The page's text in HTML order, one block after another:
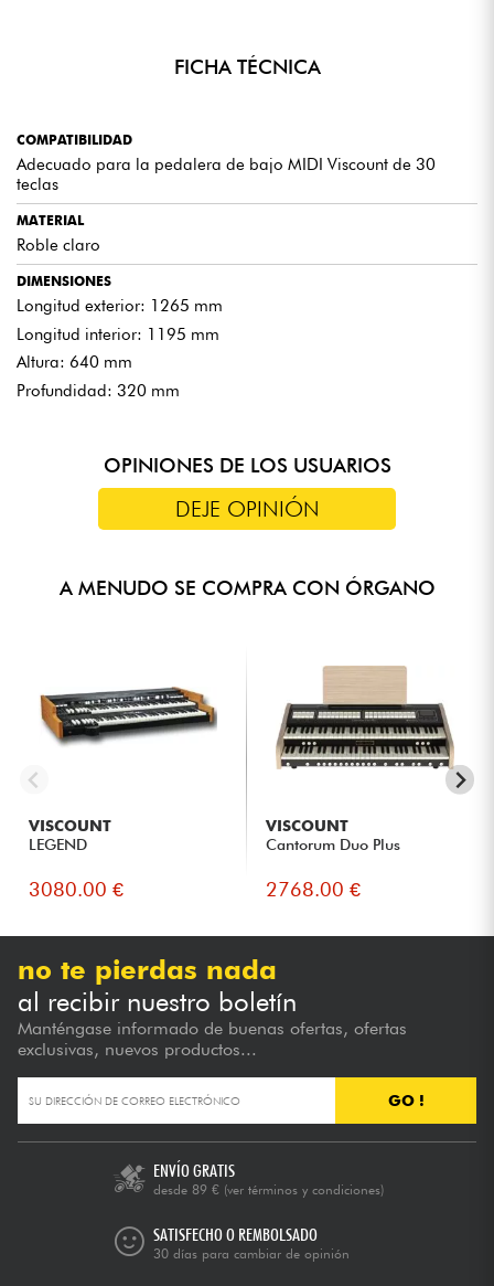
FICHA TÉCNICA
COMPATIBILIDAD
Adecuado para la pedalera de bajo MIDI Viscount de 30
teclas
MATERIAL
Roble claro
DIMENSIONES
Longitud exterior: 1265 mm
Longitud interior: 1195 mm
Altura: 640 mm
Profundidad: 320 mm
OPINIONES DE LOS USUARIOS
DEJE OPINIÓN
A MENUDO SE COMPRA CON ÓRGANO
VISCOUNT
LEGEND
3080.00 €
VISCOUNT
Cantorum Duo Plus
2768.00 €
no te pierdas nada
al recibir nuestro boletín
Manténgase informado de buenas ofertas, ofertas
exclusivas, nuevos productos...
GO !
ENVÍO GRATIS
desde 89 € (ver términos y condiciones)
SATISFECHO O REMBOLSADO
30 días para cambiar de opinión